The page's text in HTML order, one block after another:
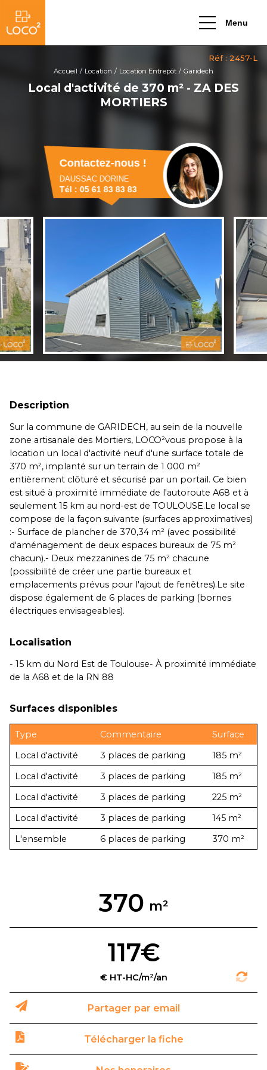
Menu
Local d'activité de 370 m² - ZA DES
MORTIERS
Accueil Location Location Entrepôt Garidech
Contactez-nous !
DAUSSAC DORINE
Tél : 05 61 83 83 83
370
117€
Partager par email
Télécharger la fiche
Description
Sur la commune de GARIDECH, au sein de la nouvelle
zone artisanale des Mortiers, LOCO²vous propose à la
location un local d'activité neuf d'une surface totale de
370 m², implanté sur un terrain de 1 000 m²
entièrement clôturé et sécurisé par un portail. Ce bien
est situé à proximité immédiate de l'autoroute A68 et à
seulement 15 km au nord-est de TOULOUSE.Le local se
compose de la façon suivante (surfaces approximatives)
:- Surface de plancher de 370,34 m² (avec possibilité
d'aménagement de deux espaces bureaux de 75 m²
chacun).- Deux mezzanines de 75 m² chacune
(possibilité de créer une partie bureaux et
emplacements prévus pour l'ajout de fenêtres).Le site
dispose également de 6 places de parking (bornes
électriques envisageables).
Localisation
- 15 km du Nord Est de Toulouse- À proximité immédiate
de la A68 et de la RN 88
Surfaces disponibles
Type Commentaire
Surface
Local d'activité
3 places de parking
185 m²
Local d'activité
3 places de parking
185 m²
Local d'activité
3 places de parking
225 m²
Local d'activité
3 places de parking
145 m²
L'ensemble
6 places de parking 370 m²